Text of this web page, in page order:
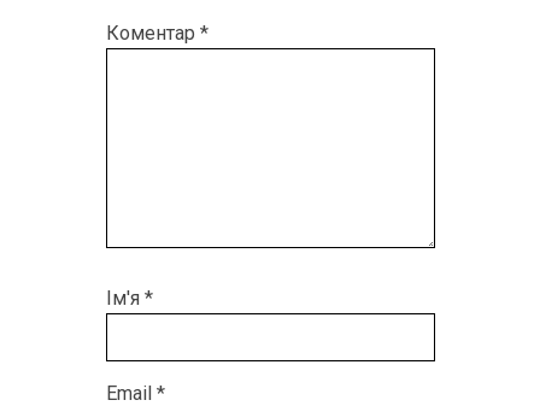
Коментар *
Ім'я *
Email *